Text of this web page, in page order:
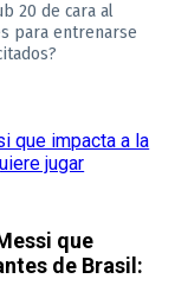
20 de cara al
para entrenarse
que
de Brasil: